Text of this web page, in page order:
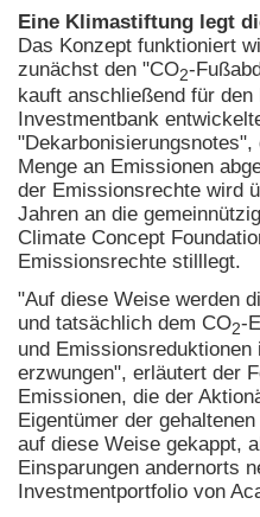
Eine Klimastiftung legt
Das Konzept funktioniert
zunächst den "CO2-
kauft anschließend für
Investmentbank
Menge an Emissionen
der Emissionsrechte wird
Jahren an die
Climate Concept
Emissionsrechte stilllegt.
"Auf diese Weise werden
und tatsächlich dem CO2-
und Emissionsreduktionen
erzwungen", erläutert der
Emissionen, die der
Eigentümer der
auf diese Weise gekappt,
Einsparungen andernorts
Investmentportfolio von